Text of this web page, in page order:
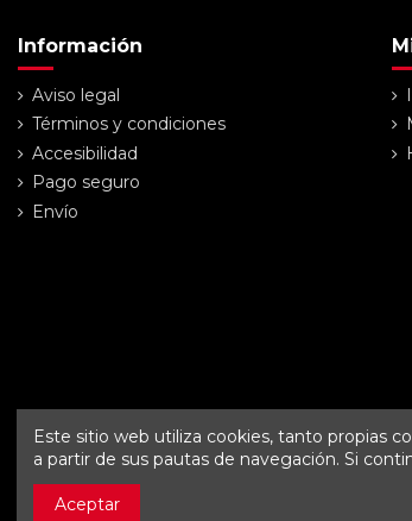
Información
Aviso legal
Términos y condiciones
Accesibilidad
Pago seguro
Envío
Este sitio web utiliza cookies, tanto propias
a partir de sus pautas de navegación. Si
Aceptar